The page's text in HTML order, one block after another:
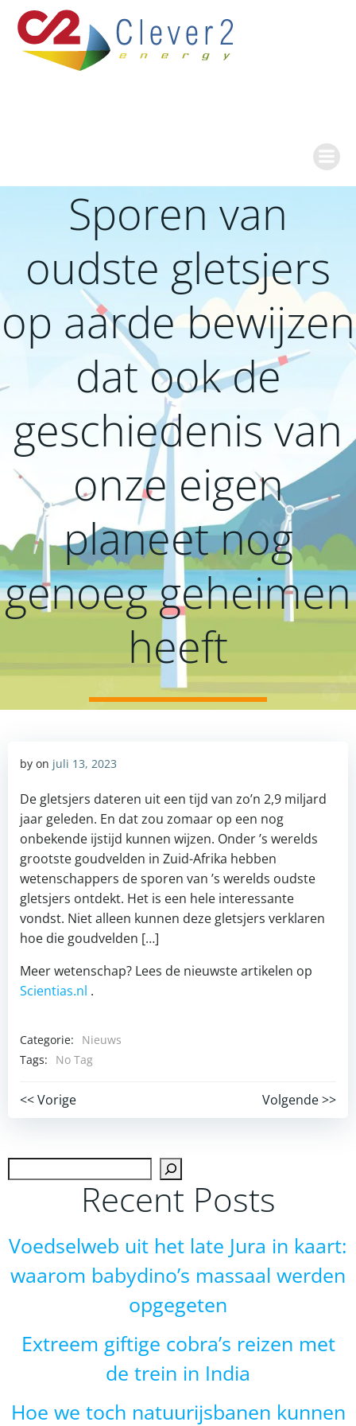
naar
de
inhoud
Sporen van
oudste gletsjers
op aarde bewijzen
dat ook de
geschiedenis van
onze eigen
planeet nog
genoeg geheimen
heeft
by on juli 13, 2023
De gletsjers dateren uit een tijd van zo’n 2,9 miljard
jaar geleden. En dat zou zomaar op een nog
onbekende ijstijd kunnen wijzen. Onder ’s werelds
grootste goudvelden in Zuid-Afrika hebben
wetenschappers de sporen van ’s werelds oudste
gletsjers ontdekt. Het is een hele interessante
vondst. Niet alleen kunnen deze gletsjers verklaren
hoe die goudvelden […]
Meer wetenschap? Lees de nieuwste artikelen op
Scientias.nl .
Categorie:
Nieuws
Tags:
No Tag
Post
navigation
<< Vorige
Post
navigation
Volgende >>
Recent Posts
Voedselweb uit het late Jura in kaart:
waarom babydino’s massaal werden
opgegeten
Extreem giftige cobra’s reizen met
de trein in India
Hoe we toch natuurijsbanen kunnen